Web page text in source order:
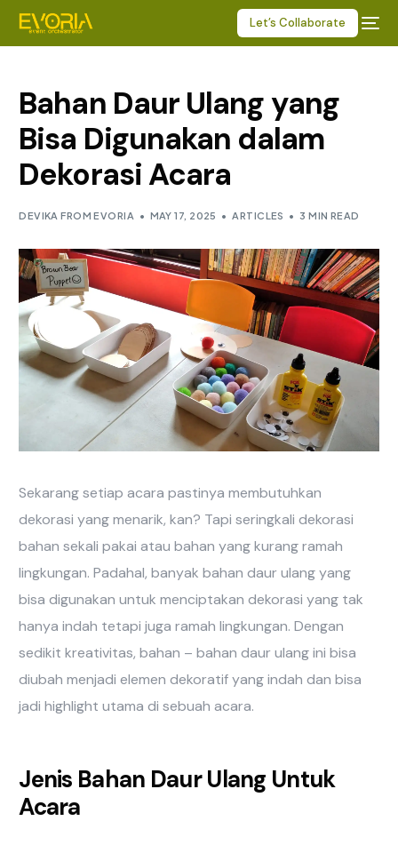
Let’s Collaborate
Bahan Daur Ulang yang
Bisa Digunakan dalam
Dekorasi Acara
DEVIKA FROM EVORIA MAY 17, 2025 ARTICLES 3 MIN READ
Sekarang setiap acara pastinya membutuhkan
dekorasi yang menarik, kan? Tapi seringkali dekorasi
bahan sekali pakai atau bahan yang kurang ramah
lingkungan. Padahal, banyak bahan daur ulang yang
bisa digunakan untuk menciptakan dekorasi yang tak
hanya indah tetapi juga ramah lingkungan. Dengan
sedikit kreativitas, bahan – bahan daur ulang ini bisa
diubah menjadi elemen dekoratif yang indah dan bisa
jadi highlight utama di sebuah acara.
Jenis Bahan Daur Ulang Untuk
Acara